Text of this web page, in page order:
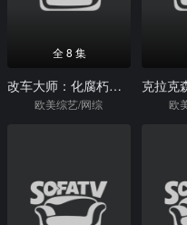
全 8 集
改车大师：化腐朽为神奇第五季
欧美综艺/网综 欧